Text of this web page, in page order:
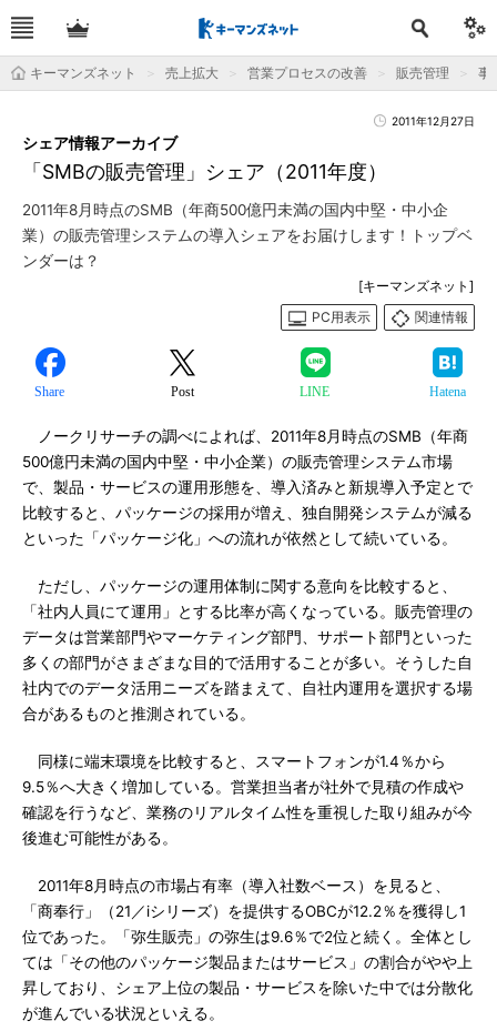
キーマンズネット 売上拡大 営業プロセスの改善 販売管理 事
2011年12月27日
「SMBの販売管理」シェア（2011年度）
シェア情報アーカイブ
2011年8月時点のSMB（年商500億円未満の国内中堅・中小企
業）の販売管理システムの導入シェアをお届けします！トップベ
ンダーは？
[キーマンズネット]
PC用表示
関連情報
Share Post LINE Hatena
ノークリサーチの調べによれば、2011年8月時点のSMB（年商
500億円未満の国内中堅・中小企業）の販売管理システム市場
で、製品・サービスの運用形態を、導入済みと新規導入予定とで
比較すると、パッケージの採用が増え、独自開発システムが減る
といった「パッケージ化」への流れが依然として続いている。
ただし、パッケージの運用体制に関する意向を比較すると、
「社内人員にて運用」とする比率が高くなっている。販売管理の
データは営業部門やマーケティング部門、サポート部門といった
多くの部門がさまざまな目的で活用することが多い。そうした自
社内でのデータ活用ニーズを踏まえて、自社内運用を選択する場
合があるものと推測されている。
同様に端末環境を比較すると、スマートフォンが1.4％から
9.5％へ大きく増加している。営業担当者が社外で見積の作成や
確認を行うなど、業務のリアルタイム性を重視した取り組みが今
後進む可能性がある。
2011年8月時点の市場占有率（導入社数ベース）を見ると、
「商奉行」（21／iシリーズ）を提供するOBCが12.2％を獲得し1
位であった。「弥生販売」の弥生は9.6％で2位と続く。全体とし
ては「その他のパッケージ製品またはサービス」の割合がやや上
昇しており、シェア上位の製品・サービスを除いた中では分散化
が進んでいる状況といえる。